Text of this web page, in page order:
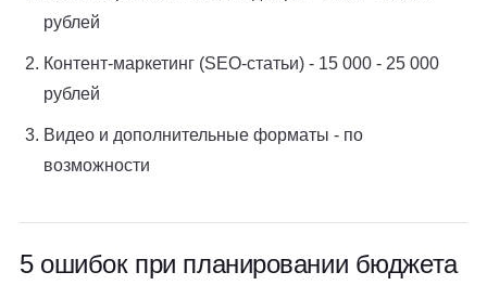
рублей
Контент-маркетинг (SEO-статьи) - 15 000 - 25 000
рублей
Видео и дополнительные форматы - по
возможности
5 ошибок при планировании бюджета